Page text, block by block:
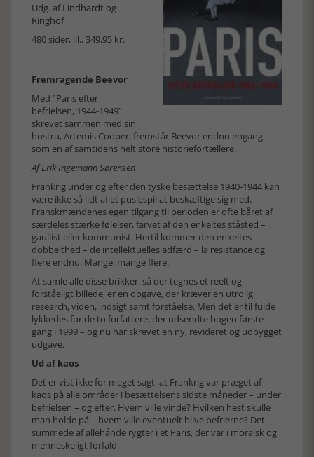
Udg. afLindhardt og
Ringhof
480 sider, ill., 349,95 kr.
Fremragende Beevor
Med ”Paris efter
befrielsen, 1944-1949”
skrevet sammen med sin
hustru, Artemis Cooper, fremstår Beevor endnu engang
som en af samtidens helt store historiefortællere.
Af Erik Ingemann Sørensen
Frankrig under og efter den tyske besættelse 1940-1944 kan
være ikke så lidt af et puslespil at beskæftige sig med.
Franskmændenes egen tilgang til perioden er ofte båret af
særdeles stærke følelser, farvet af den enkeltes ståsted –
gaullist eller kommunist. Hertil kommer den enkeltes
dobbelthed – de intellektuelles adfærd – la resistance og
flere endnu. Mange, mange flere.
At samle alle disse brikker, så der tegnes et reelt og
forståeligt billede, er en opgave, der kræver en utrolig
research, viden, indsigt samt forståelse. Men det er til fulde
lykkedes for de to forfattere, der udsendte bogen første
gang i 1999 – og nu har skrevet en ny, revideret og udbygget
udgave.
Ud af kaos
Det er vist ikke for meget sagt, at Frankrig var præget af
kaos på alle områder i besættelsens sidste måneder – under
befrielsen – og efter. Hvem ville vinde? Hvilken hest skulle
man holde på – hvem ville eventuelt blive befrierne? Det
summede af allehånde rygter i et Paris, der var i moralsk og
menneskeligt forfald.